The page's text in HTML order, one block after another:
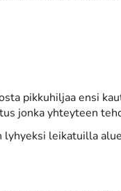
pikkuhiljaa ensi
jonka yhteyteen
leikatuilla